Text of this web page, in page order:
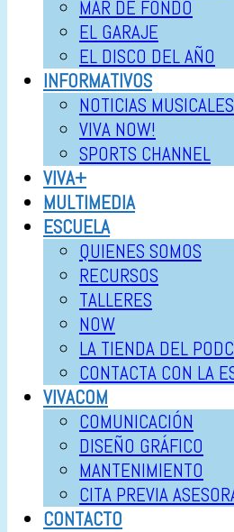
MAR DE FONDO
EL GARAJE
EL DISCO DEL AÑO
INFORMATIVOS
NOTICIAS MUSICALES
VIVA NOW!
SPORTS CHANNEL
VIVA+
MULTIMEDIA
ESCUELA
QUIENES SOMOS
RECURSOS
TALLERES
NOW
LA TIENDA DEL
CONTACTA CON LA
VIVACOM
COMUNICACIÓN
DISEÑO GRÁFICO
MANTENIMIENTO
CITA PREVIA
CONTACTO